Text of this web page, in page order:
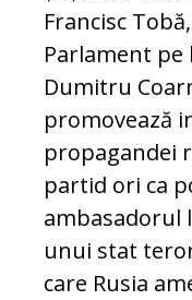
Francisc
Parlament pe
Dumitru
promovează
propagandei
partid ori ca
ambasadorul
unui stat
care Rusia